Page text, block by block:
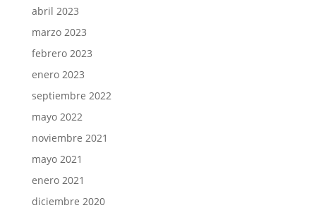
abril 2023
marzo 2023
febrero 2023
enero 2023
septiembre 2022
mayo 2022
noviembre 2021
mayo 2021
enero 2021
diciembre 2020